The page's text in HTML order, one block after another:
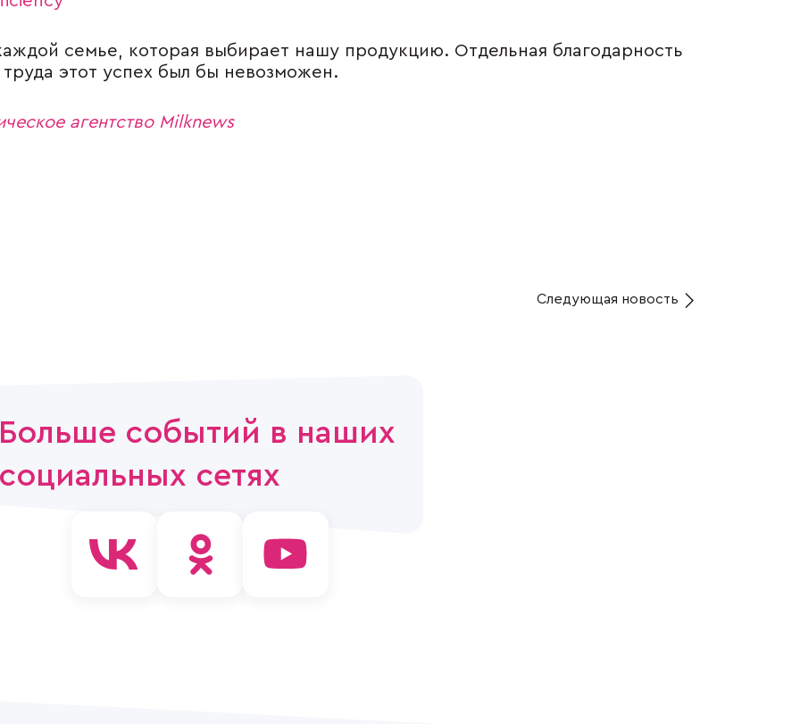
семье, которая выбирает нашу продукцию. Отдельная благодарность
этот успех был бы невозможен.
агентство Milknews
Следующая новость
событий в наших
сетях